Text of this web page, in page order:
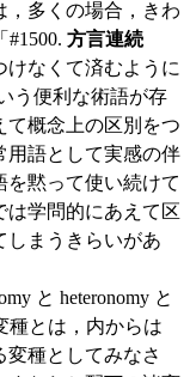
，多くの場合，きわ
#1500. 方言連続
なくて済むように
う便利な術語が存
て概念上の区別をつ
用語として実感の伴
を黙って使い続けて
は学問的にあえて区
しまうきらいがあ
と heteronomy と
種とは，内からは
種としてみなさ